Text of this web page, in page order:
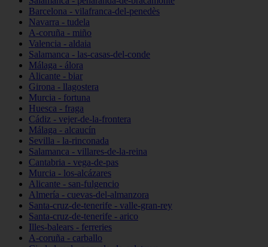
Barcelona - vilafranca-del-penedès
Navarra - tudela
A-coruña - miño
Valencia - aldaia
Salamanca - las-casas-del-conde
Málaga - álora
Alicante - biar
Girona - llagostera
Murcia - fortuna
Huesca - fraga
Cádiz - vejer-de-la-frontera
Málaga - alcaucín
Sevilla - la-rinconada
Salamanca - villares-de-la-reina
Cantabria - vega-de-pas
Murcia - los-alcázares
Alicante - san-fulgencio
Almería - cuevas-del-almanzora
Santa-cruz-de-tenerife - valle-gran-rey
Santa-cruz-de-tenerife - arico
Illes-balears - ferreries
A-coruña - carballo